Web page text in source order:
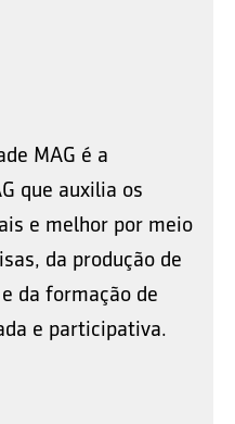
MAG é a
que auxilia os
e melhor por meio
da produção de
da formação de
e participativa.